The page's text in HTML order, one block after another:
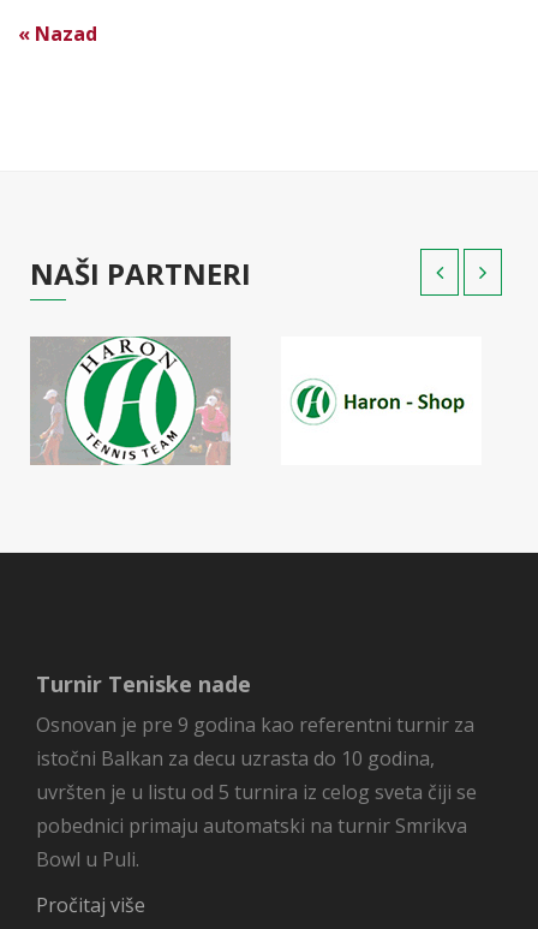
« Nazad
NAŠI PARTNERI
Turnir Teniske nade
Osnovan je pre 9 godina kao referentni turnir za
istočni Balkan za decu uzrasta do 10 godina,
uvršten je u listu od 5 turnira iz celog sveta čiji se
pobednici primaju automatski na turnir Smrikva
Bowl u Puli.
Pročitaj više